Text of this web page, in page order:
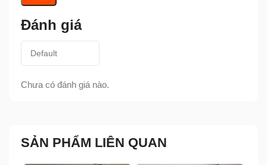
Đánh giá
Chưa có đánh giá nào.
SẢN PHẨM LIÊN QUAN